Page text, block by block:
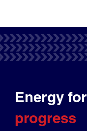
Energy for
progress